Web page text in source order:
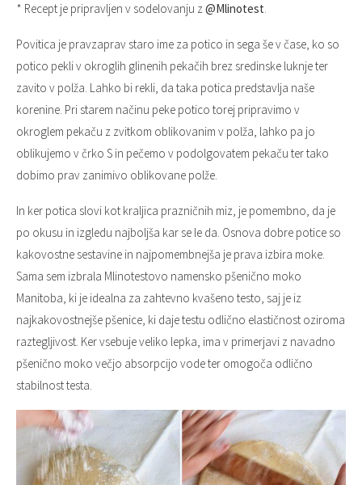
* Recept je pripravljen v sodelovanju z@Mlinotest.
Povitica je pravzaprav staro ime za potico in sega še v čase, ko so
potico pekli v okroglih glinenih pekačih brez sredinske luknje ter
zavito v polža. Lahko bi rekli, da taka potica predstavlja naše
korenine. Pri starem načinu peke potico torej pripravimo v
okroglem pekaču z zvitkom oblikovanim v polža, lahko pa jo
oblikujemo v črko S in pečemo v podolgovatem pekaču ter tako
dobimo prav zanimivo oblikovane polže.
In ker potica slovi kot kraljica prazničnih miz, je pomembno, da je
po okusu in izgledu najboljša kar se le da. Osnova dobre potice so
kakovostne sestavine in najpomembnejša je prava izbira moke.
Sama sem izbrala Mlinotestovo namensko pšenično moko
Manitoba, ki je idealna za zahtevno kvašeno testo, saj je iz
najkakovostnejše pšenice, ki daje testu odlično elastičnost oziroma
raztegljivost. Ker vsebuje veliko lepka, ima v primerjavi z navadno
pšenično moko večjo absorpcijo vode ter omogoča odlično
stabilnost testa.